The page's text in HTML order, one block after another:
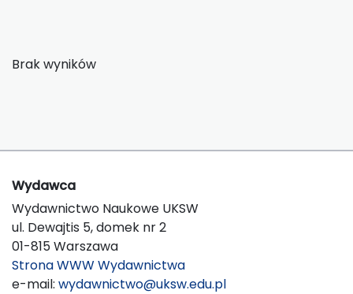
Brak wyników
Wydawca
Wydawnictwo Naukowe UKSW
ul. Dewajtis 5, domek nr 2
01-815 Warszawa
Strona WWW Wydawnictwa
e-mail: wydawnictwo@uksw.edu.pl